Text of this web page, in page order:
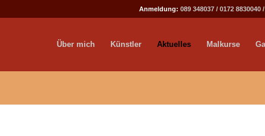
Anmeldung: 089 348037 / 0172 8830040 /
Über mich Künstler Aktuelles Malkurse